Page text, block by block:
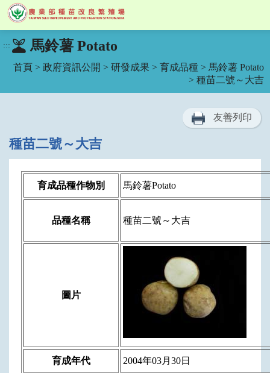
到
::: 馬鈴薯 Potato
首頁 > 政府資訊公開 > 研發成果 > 育成品種 > 馬鈴薯 Potato
> 種苗二號～大吉
友善列印
種苗二號～大吉
育成品種作物別 馬鈴薯Potato
品種名稱 種苗二號～大吉
圖片
育成年代 2004年03月30日